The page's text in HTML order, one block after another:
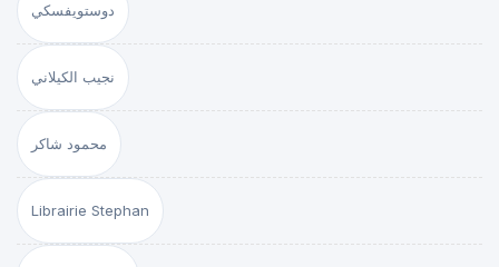
دوستويفسكي
نجيب الكيلاني
محمود شاكر
Librairie Stephan